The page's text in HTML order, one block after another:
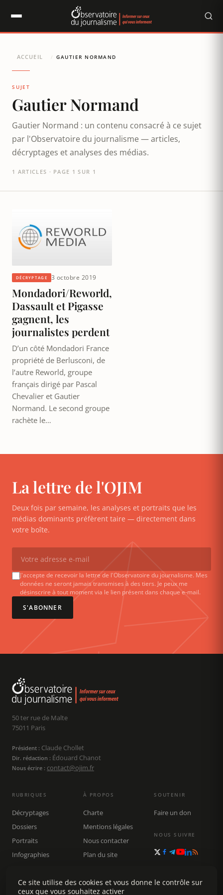
ACCUEIL / GAUTIER NORMAND
SUJET
Gautier Normand
Gautier Normand : un contenu consacré à ce sujet
par l'Observatoire du journalisme — articles,
décryptages et analyses des médias.
1 ARTICLES · PAGE 1 SUR 1
DÉCRYPTAGE 3 octobre 2019
Mondadori/Reworld,
Dassault et Pigasse
gagnent, les
journalistes perdent
D’un côté Mondadori France
propriété de Berlusconi, de
l’autre Reworld, groupe
français dirigé par Pascal
Chevalier et Gautier
Normand. Le second groupe
rachète le…
La lettre de l'OJIM
Deux fois par semaine, les analyses et portraits que les
médias dominants préfèrent taire — directement dans
votre boîte.
J'accepte de recevoir la lettre de l'Observatoire du journalisme. Mes
données ne seront jamais transmises à des tiers. Je peux me
désinscrire à tout moment via le lien présent dans chaque e-mail.
S'ABONNER
50 ter rue de Malte
75011 Paris
Président : Claude Chollet
Dir. rédaction : Édouard Chanot
Nous écrire : contact@ojim.fr
RUBRIQUES
Décryptages
Dossiers
Portraits
Infographies
Rechercher
À PROPOS
Charte
Mentions légales
Nous contacter
Plan du site
SOUTENIR
Faire un don
NOUS SUIVRE
Panneau de gestion des cookies
Ce site utilise des cookies et vous donne le contrôle sur
ceux que vous souhaitez activer